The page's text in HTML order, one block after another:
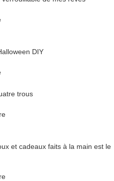
DIY
trous
et cadeaux faits à la main est le